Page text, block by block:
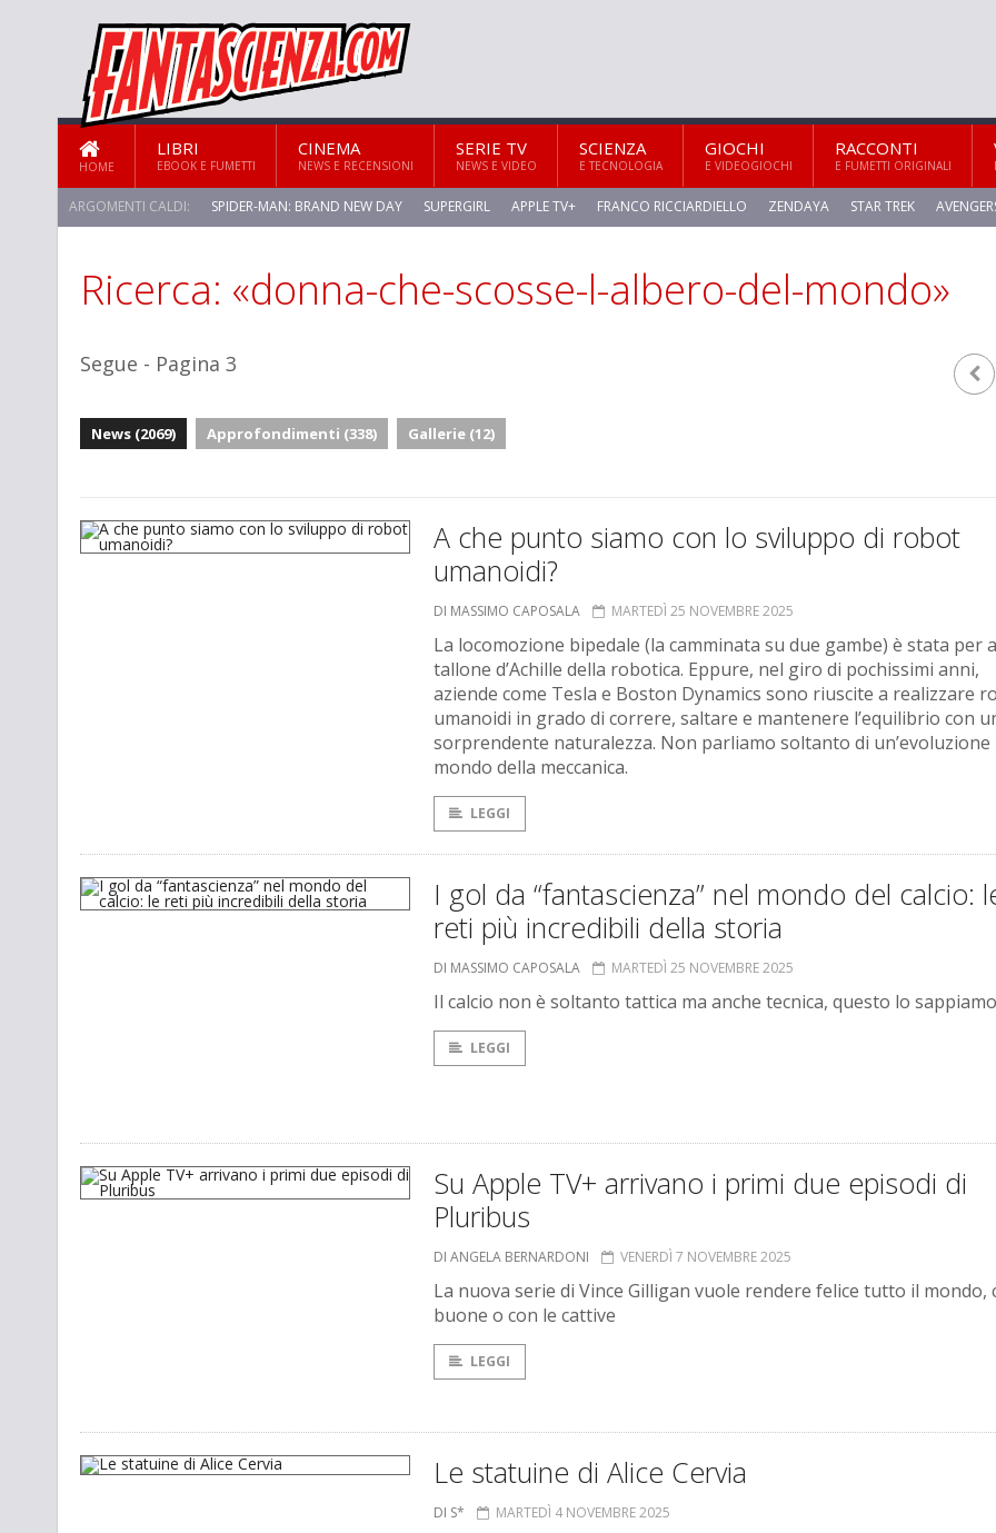
HOME
LIBRI
EBOOK E FUMETTI
CINEMA
NEWS E RECENSIONI
SERIE TV
NEWS E VIDEO
SCIENZA
E TECNOLOGIA
GIOCHI
E VIDEOGIOCHI
RACCONTI
E FUMETTI ORIGINALI
ARGOMENTI CALDI: SPIDER-MAN: BRAND NEW DAY SUPERGIRL APPLE TV+ FRANCO RICCIARDIELLO ZENDAYA STAR TREK
STAR TREK: STRANGE NEW WORLDS
Ricerca: «donna-che-scosse-l-albero-del-mondo»
Segue - Pagina 3
News (2069) Approfondimenti (338) Gallerie (12)
A che punto siamo con lo sviluppo di robot
umanoidi?
DI MASSIMO CAPOSALA MARTEDÌ 25 NOVEMBRE 2025
La locomozione bipedale (la camminata su due gambe) è stata per
tallone d’Achille della robotica. Eppure, nel giro di pochissimi anni,
aziende come Tesla e Boston Dynamics sono riuscite a realizzare
umanoidi in grado di correre, saltare e mantenere l’equilibrio con
sorprendente naturalezza. Non parliamo soltanto di un’evoluzione
mondo della meccanica.
LEGGI
I gol da “fantascienza” nel mondo del calcio:
reti più incredibili della storia
DI MASSIMO CAPOSALA MARTEDÌ 25 NOVEMBRE 2025
Il calcio non è soltanto tattica ma anche tecnica, questo lo
LEGGI
Su Apple TV+ arrivano i primi due episodi di
Pluribus
DI ANGELA BERNARDONI VENERDÌ 7 NOVEMBRE 2025
La nuova serie di Vince Gilligan vuole rendere felice tutto il mondo,
buone o con le cattive
LEGGI
Le statuine di Alice Cervia
DI S* MARTEDÌ 4 NOVEMBRE 2025